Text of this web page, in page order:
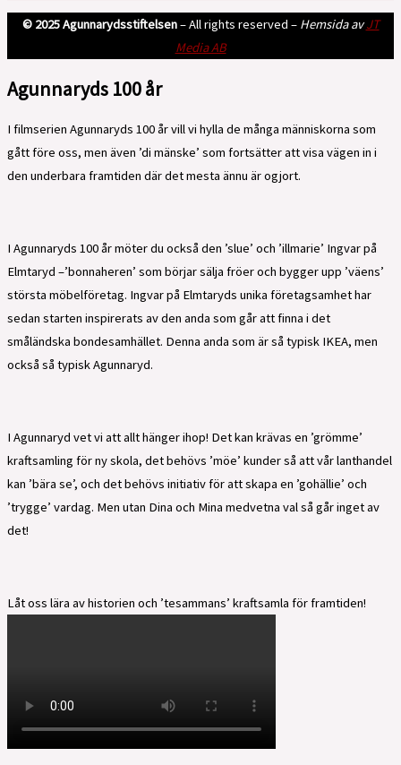
© 2025 Agunnarydsstiftelsen– All rights reserved – Hemsida avJT
Media AB
Agunnaryds 100 år
I filmserien Agunnaryds 100 år vill vi hylla de många människorna som
gått före oss, men även ’di mänske’ som fortsätter att visa vägen in i
den underbara framtiden där det mesta ännu är ogjort.
I Agunnaryds 100 år möter du också den ’slue’ och ’illmarie’ Ingvar på
Elmtaryd –’bonnaheren’ som börjar sälja fröer och bygger upp ’väens’
största möbelföretag. Ingvar på Elmtaryds unika företagsamhet har
sedan starten inspirerats av den anda som går att finna i det
småländska bondesamhället. Denna anda som är så typisk IKEA, men
också så typisk Agunnaryd.
I Agunnaryd vet vi att allt hänger ihop! Det kan krävas en ’grömme’
kraftsamling för ny skola, det behövs ’möe’ kunder så att vår lanthandel
kan ’bära se’, och det behövs initiativ för att skapa en ’gohällie’ och
’trygge’ vardag. Men utan Dina och Mina medvetna val så går inget av
det!
Låt oss lära av historien och ’tesammans’ kraftsamla för framtiden!